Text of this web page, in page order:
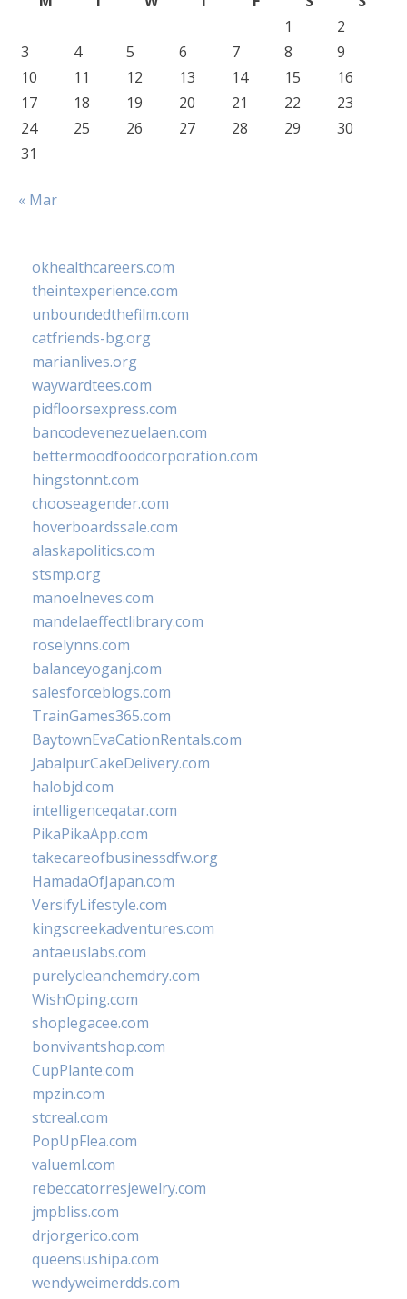
1
2
3
4 5 6 7 8
9
10
11 12 13 14 15
16
17
18 19 20 21 22
23
24
25 26 27 28 29
30
31
« Mar
okhealthcareers.com
theintexperience.com
unboundedthefilm.com
catfriends-bg.org
marianlives.org
waywardtees.com
pidfloorsexpress.com
bancodevenezuelaen.com
bettermoodfoodcorporation.com
hingstonnt.com
chooseagender.com
hoverboardssale.com
alaskapolitics.com
stsmp.org
manoelneves.com
mandelaeffectlibrary.com
roselynns.com
balanceyoganj.com
salesforceblogs.com
TrainGames365.com
BaytownEvaCationRentals.com
JabalpurCakeDelivery.com
halobjd.com
intelligenceqatar.com
PikaPikaApp.com
takecareofbusinessdfw.org
HamadaOfJapan.com
VersifyLifestyle.com
kingscreekadventures.com
antaeuslabs.com
purelycleanchemdry.com
WishOping.com
shoplegacee.com
bonvivantshop.com
CupPlante.com
mpzin.com
stcreal.com
PopUpFlea.com
valueml.com
rebeccatorresjewelry.com
jmpbliss.com
drjorgerico.com
queensushipa.com
wendyweimerdds.com